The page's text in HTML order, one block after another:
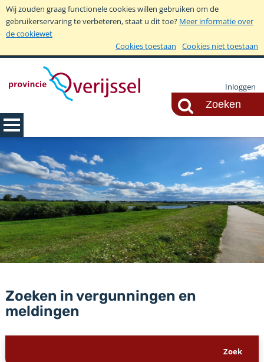
Wij zouden graag functionele cookies willen gebruiken om de
gebruikerservaring te verbeteren, staat u dit toe? Meer informatie over
de cookiewet
Cookies toestaan
Cookies niet toestaan
Inloggen
Zoeken in vergunningen en
meldingen